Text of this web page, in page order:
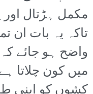
مکمل ہڑتال
تاکہ یہ بات ان
واضح ہو جائے
میں کون چلاتا